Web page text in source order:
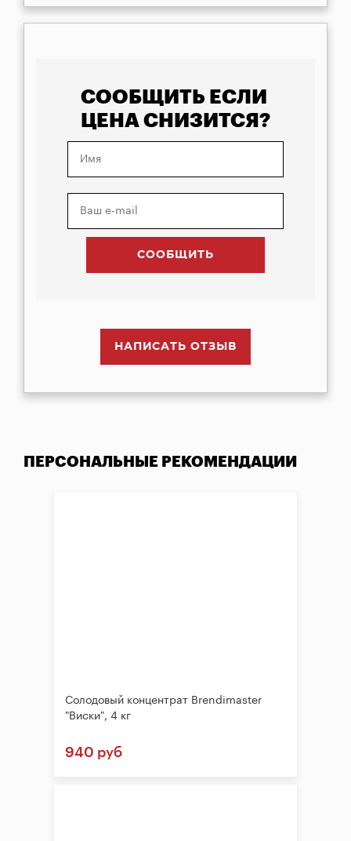
СООБЩИТЬ ЕСЛИ
ЦЕНА СНИЗИТСЯ?
НАПИСАТЬ ОТЗЫВ
ПЕРСОНАЛЬНЫЕ РЕКОМЕНДАЦИИ
Солодовый концентрат Brendimaster
"Виски", 4 кг
940 руб